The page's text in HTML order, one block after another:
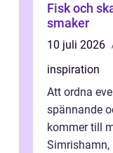
Fisk och
smaker
10 juli 2026
inspiration
Att ordna
spännande
kommer till